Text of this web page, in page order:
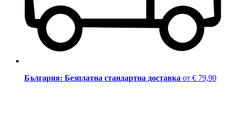
България: Безплатна стандартна доставка от € 79,90